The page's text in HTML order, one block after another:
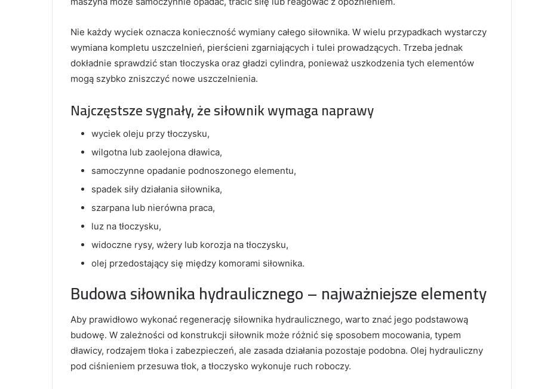
Nie każdy wyciek oznacza konieczność wymiany całego siłownika. W wielu przypadkach wystarczy
wymiana kompletu uszczelnień, pierścieni zgarniających i tulei prowadzących. Trzeba jednak
dokładnie sprawdzić stan tłoczyska oraz gładzi cylindra, ponieważ uszkodzenia tych elementów
mogą szybko zniszczyć nowe uszczelnienia.
Najczęstsze sygnały, że siłownik wymaga naprawy
wyciek oleju przy tłoczysku,
wilgotna lub zaolejona dławica,
samoczynne opadanie podnoszonego elementu,
spadek siły działania siłownika,
szarpana lub nierówna praca,
luz na tłoczysku,
widoczne rysy, wżery lub korozja na tłoczysku,
olej przedostający się między komorami siłownika.
Budowa siłownika hydraulicznego – najważniejsze elementy
Aby prawidłowo wykonać regenerację siłownika hydraulicznego, warto znać jego podstawową
budowę. W zależności od konstrukcji siłownik może różnić się sposobem mocowania, typem
dławicy, rodzajem tłoka i zabezpieczeń, ale zasada działania pozostaje podobna. Olej hydrauliczny
pod ciśnieniem przesuwa tłok, a tłoczysko wykonuje ruch roboczy.